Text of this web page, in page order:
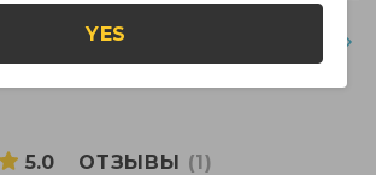
5.0 ОТЗЫВЫ (1)
YES